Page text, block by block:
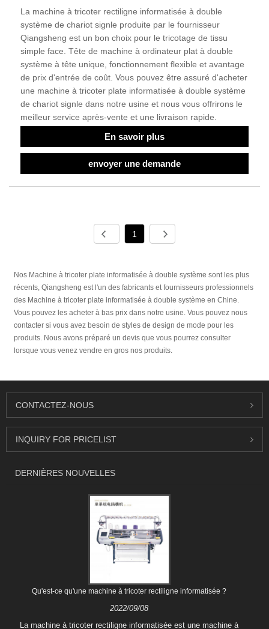
La machine à tricoter rectiligne informatisée à double
système de chariot signle produite par le fournisseur
Qiangsheng est un bon choix pour le tricotage de tissu
simple face. Tête de machine à ordinateur plat à double
système à tête unique, fonctionnement flexible et avantage
de prix d'entrée de coût. Vous pouvez être assuré d'acheter
une machine à tricoter plate informatisée à double système
de chariot signle dans notre usine et nous vous offrirons le
meilleur service après-vente et une livraison rapide.
En savoir plus
envoyer une demande
1
Nos Machine à tricoter plate informatisée à double système sont les plus
récents, Qiangsheng est l'un des fabricants et fournisseurs professionnels
des Machine à tricoter plate informatisée à double système en Chine.
Vous pouvez les acheter à bas prix dans notre usine. Vous pouvez nous
contacter si vous avez besoin de styles de design de mode pour les
produits. Nous avons préparé un devis que vous pourrez consulter
lorsque vous venez vendre en gros nos produits.
CONTACTEZ-NOUS
INQUIRY FOR PRICELIST
DERNIÈRES NOUVELLES
Qu'est-ce qu'une machine à tricoter rectiligne informatisée ?
2022/09/08
La machine à tricoter rectiligne informatisée est une machine à